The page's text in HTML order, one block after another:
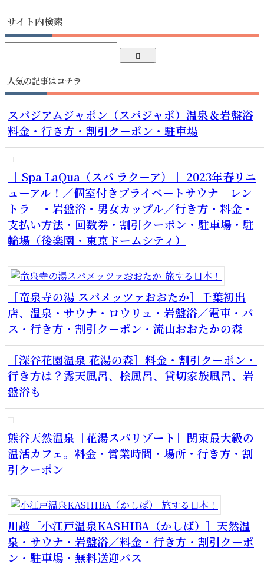
サイト内検索
人気の記事はコチラ
スパジアムジャポン（スパジャポ）温泉＆岩盤浴
料金・行き方・割引クーポン・駐車場
［ Spa LaQua（スパ ラクーア） ］2023年春リニ
ューアル！／個室付きプライベートサウナ「レン
トラ」・岩盤浴・男女カップル／行き方・料金・
支払い方法・回数券・割引クーポン・駐車場・駐
輪場（後楽園・東京ドームシティ）
［竜泉寺の湯 スパメッツァおおたか］千葉初出
店、温泉・サウナ・ロウリュ・岩盤浴／電車・バ
ス・行き方・割引クーポン・流山おおたかの森
［深谷花園温泉 花湯の森］料金・割引クーポン・
行き方は？露天風呂、桧風呂、貸切家族風呂、岩
盤浴も
熊谷天然温泉［花湯スパリゾート］関東最大級の
温活カフェ。料金・営業時間・場所・行き方・割
引クーポン
川越［小江戸温泉KASHIBA（かしば）］天然温
泉・サウナ・岩盤浴／料金・行き方・割引クーポ
ン・駐車場・無料送迎バス